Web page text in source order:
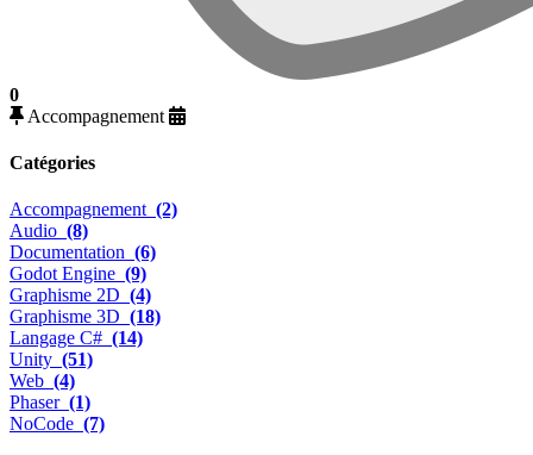
0
Accompagnement
Catégories
Accompagnement (2)
Audio (8)
Documentation (6)
Godot Engine (9)
Graphisme 2D (4)
Graphisme 3D (18)
Langage C# (14)
Unity (51)
Web (4)
Phaser (1)
NoCode (7)